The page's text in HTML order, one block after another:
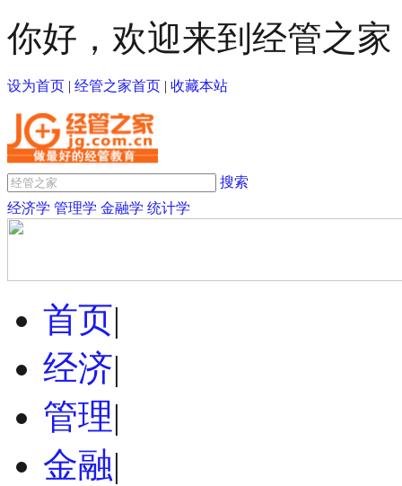
你好，欢迎来到经管之家
设为首页 | 经管之家首页 | 收藏本站
搜索
经济学 管理学 金融学 统计学
首页|
经济|
管理|
金融|